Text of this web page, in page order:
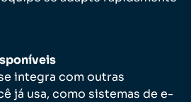
integra com outras
já usa, como sistemas de e-